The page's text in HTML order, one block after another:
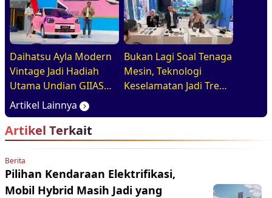
Daihatsu Ayla Modern
Vintage Jadi Hadiah
Utama Undian GIIAS
2026, Basisnya Varian
Terlaris
Bukan Lagi Soal Tenaga
Mesin, Teknologi
Keselamatan Jadi Tren
Artikel Lainnya
Artikel Terkait
Berita
Pilihan Kendaraan Elektrifikasi,
Mobil Hybrid Masih Jadi yang